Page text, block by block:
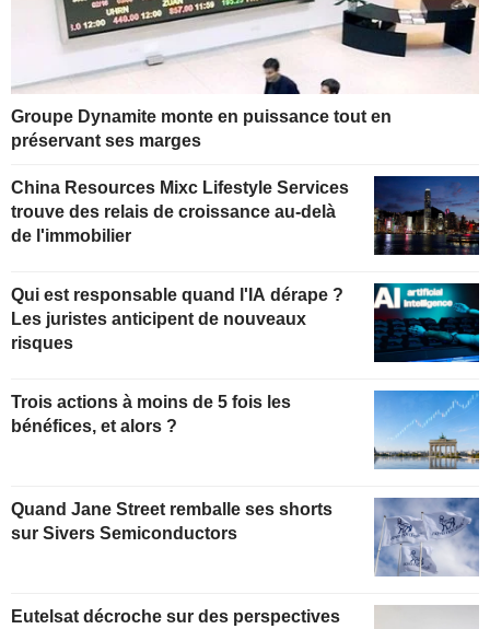
Groupe Dynamite monte en puissance tout en
préservant ses marges
China Resources Mixc Lifestyle Services
trouve des relais de croissance au-delà
de l'immobilier
Qui est responsable quand l'IA dérape ?
Les juristes anticipent de nouveaux
risques
Trois actions à moins de 5 fois les
bénéfices, et alors ?
Quand Jane Street remballe ses shorts
sur Sivers Semiconductors
Eutelsat décroche sur des perspectives